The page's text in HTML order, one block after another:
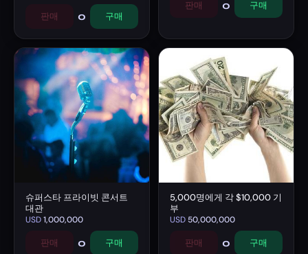
판매 0 구매
판매 0 구매
슈퍼스타 프라이빗 콘서트
대관
USD1,000,000
판매 0 구매
5,000명에게 각 $10,000 기
부
USD 50,000,000
판매 0 구매